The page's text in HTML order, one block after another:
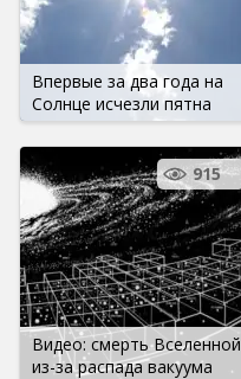
Впервые за два года на
Солнце исчезли пятна
Видео: смерть Вселенной
из-за распада вакуума
915